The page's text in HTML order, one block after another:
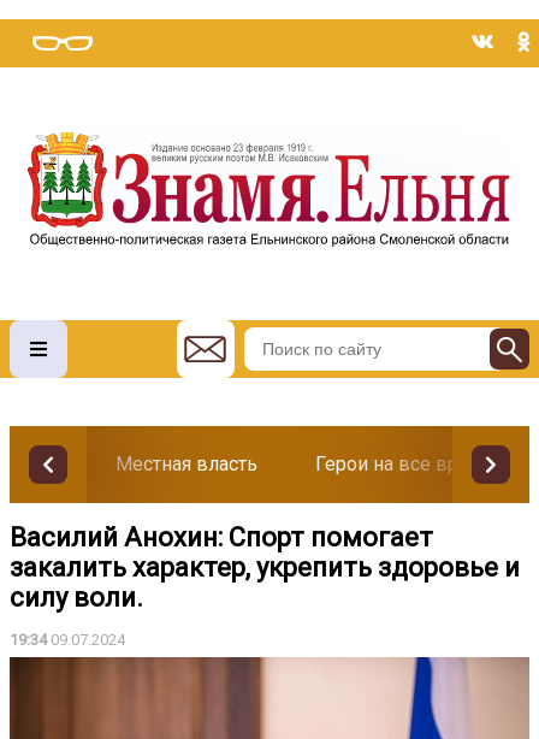
Местная власть Герои на все времена
Василий Анохин: Спорт помогает
закалить характер, укрепить здоровье и
силу воли.
19:3409.07.2024